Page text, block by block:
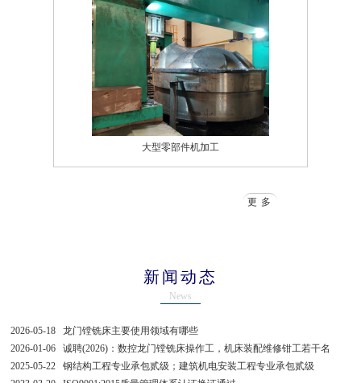
大型零部件机加工
更多
新闻动态
News
2026-05-18
龙门镗铣床主要使用领域有哪些
2026-01-06
诚聘(2026)：数控龙门镗铣床操作工，机床装配维修钳工若干名
2025-05-22
钢结构工程专业承包贰级；建筑机电安装工程专业承包贰级